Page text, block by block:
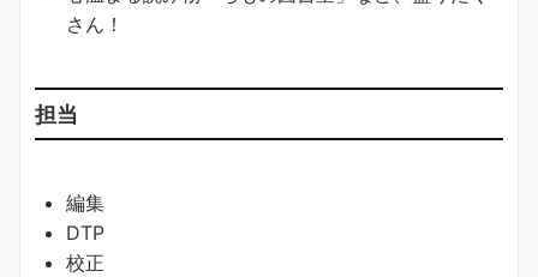
さん！
担当
編集
DTP
校正